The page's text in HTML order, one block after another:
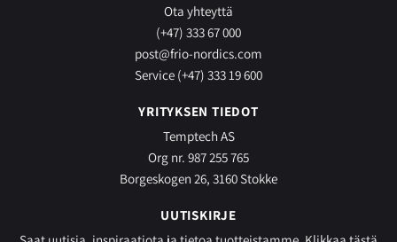
Ota yhteyttä
(+47) 333 67 000
post@frio-nordics.com
Service (+47) 333 19 600
YRITYKSEN TIEDOT
Temptech AS
Org nr. 987 255 765
Borgeskogen 26, 3160 Stokke
UUTISKIRJE